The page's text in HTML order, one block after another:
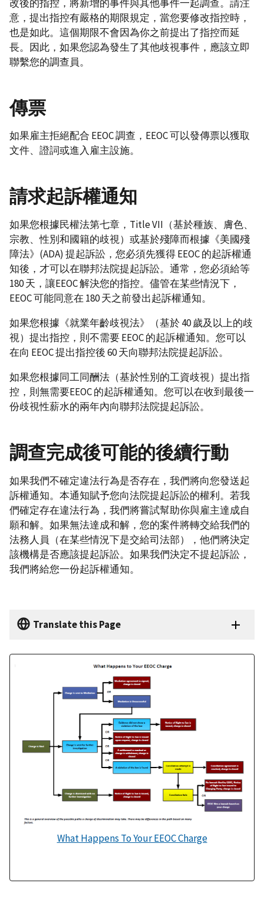
改後的指控，將新增的事件與其他事件一起調查。請注
意，提出指控有嚴格的期限規定，當您要修改指控時，
也是如此。這個期限不會因為你之前提出了指控而延
長。因此，如果您認為發生了其他歧視事件，應該立即
聯繫您的調查員。
傳票
如果雇主拒絕配合 EEOC 調查，EEOC 可以發傳票以獲取
文件、證詞或進入雇主設施。
請求起訴權通知
如果您根據民權法第七章，Title VII（基於種族、膚色、
宗教、性別和國籍的歧視）或基於殘障而根據《美國殘
障法》(ADA) 提起訴訟，您必須先獲得 EEOC 的起訴權通
知後，才可以在聯邦法院提起訴訟。通常，您必須給等
180 天，讓EEOC 解決您的指控。儘管在某些情況下，
EEOC 可能同意在 180 天之前發出起訴權通知。
如果您根據《就業年齡歧視法》（基於 40 歲及以上的歧
視）提出指控，則不需要 EEOC 的起訴權通知。您可以
在向 EEOC 提出指控後 60 天向聯邦法院提起訴訟。
如果您根據同工同酬法（基於性別的工資歧視）提出指
控，則無需要EEOC 的起訴權通知。您可以在收到最後一
份歧視性薪水的兩年內向聯邦法院提起訴訟。
調查完成後可能的後續行動
如果我們不確定違法行為是否存在，我們將向您發送起
訴權通知。本通知賦予您向法院提起訴訟的權利。若我
們確定存在違法行為，我們將嘗試幫助你與雇主達成自
願和解。如果無法達成和解，您的案件將轉交給我們的
法務人員（在某些情況下是交給司法部），他們將決定
該機構是否應該提起訴訟。如果我們決定不提起訴訟，
我們將給您一份起訴權通知。
Translate this Page
What Happens To Your EEOC Charge